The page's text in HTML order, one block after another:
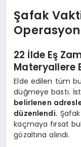
Şafak
Operasyon
22 İlde Eş
Materyallere
Elde edilen tüm
düğmeye bastı.
belirlenen
düzenlendi.
kaçmaya fırsat
gözaltına alındı.